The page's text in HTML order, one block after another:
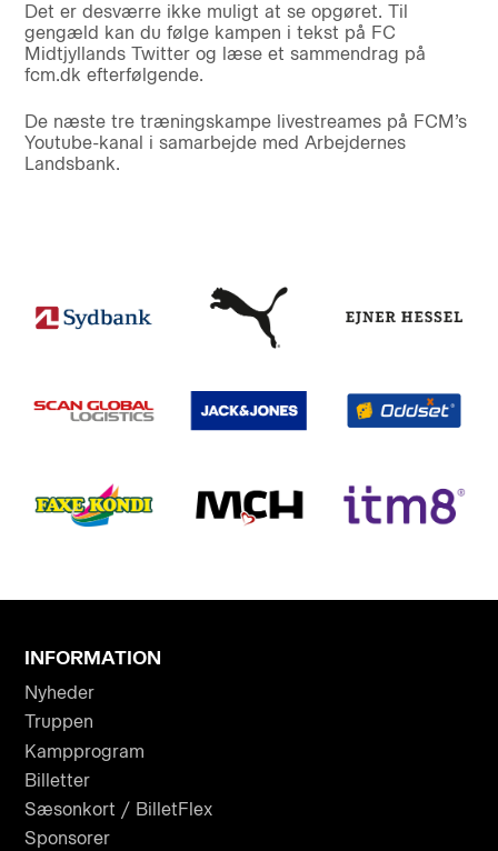
Det er desværre ikke muligt at se opgøret. Til
gengæld kan du følge kampen i tekst på FC
Midtjyllands Twitter og læse et sammendrag på
fcm.dk efterfølgende.
De næste tre træningskampe livestreames på FCM’s
Youtube-kanal i samarbejde med Arbejdernes
Landsbank.
INFORMATION
Nyheder
Truppen
Kampprogram
Billetter
Sæsonkort / BilletFlex
Sponsorer